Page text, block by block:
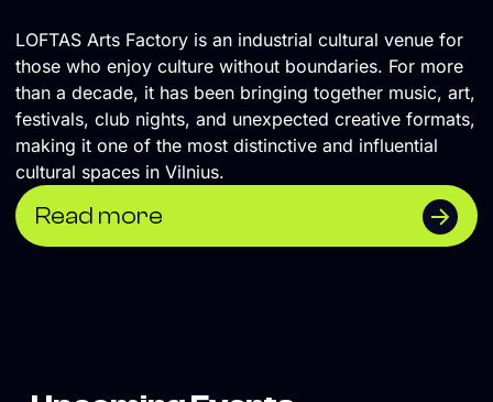
LOFTAS Arts Factory is an industrial cultural venue for
those who enjoy culture without boundaries. For more
than a decade, it has been bringing together music, art,
festivals, club nights, and unexpected creative formats,
making it one of the most distinctive and influential
cultural spaces in Vilnius.
Read more